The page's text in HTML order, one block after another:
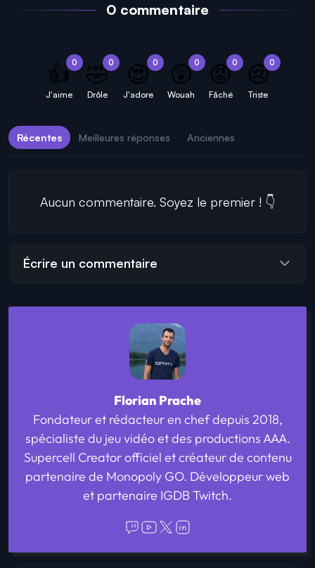
0 commentaire
0
👍
J'aime
0
🤣
Drôle
0
😍
J'adore
0
😲
Wouah
0
😡
Fâché
0
😢
Triste
Récentes Meilleures réponses Anciennes
Aucun commentaire. Soyez le premier ! 👇
Écrire un commentaire
Florian Prache
Fondateur et rédacteur en chef depuis 2018,
spécialiste du jeu vidéo et des productions AAA.
Supercell Creator officiel et créateur de contenu
partenaire de Monopoly GO. Développeur web
et partenaire IGDB Twitch.